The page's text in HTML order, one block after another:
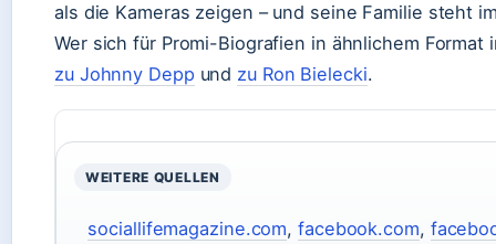
als die Kameras zeigen – und seine Familie steht
Wer sich für Promi-Biografien in ähnlichem
zu Johnny Depp und zu Ron Bielecki.
WEITERE QUELLEN
sociallifemagazine.com,facebook.com,